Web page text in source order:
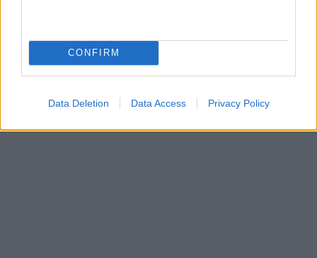
CONFIRM
Data Deletion Data Access Privacy Policy
Rolle di Cison di Valmarino (TV) - 97.1km
Caneve de ronch